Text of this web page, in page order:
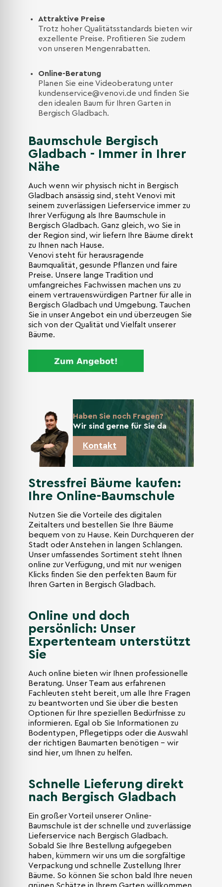
Attraktive Preise
Trotz hoher Qualitätsstandards bieten wir
exzellente Preise. Profitieren Sie zudem
von unseren Mengenrabatten.
Online-Beratung
Planen Sie eine Videoberatung unter
kundenservice@venovi.de und finden Sie
den idealen Baum für Ihren Garten in
Bergisch Gladbach.
Baumschule Bergisch
Gladbach - Immer in Ihrer
Nähe
Auch wenn wir physisch nicht in Bergisch
Gladbach ansässig sind, steht Venovi mit
seinem zuverlässigen Lieferservice immer zu
Ihrer Verfügung als Ihre Baumschule in
Bergisch Gladbach. Ganz gleich, wo Sie in
der Region sind, wir liefern Ihre Bäume direkt
zu Ihnen nach Hause.
Venovi steht für herausragende
Baumqualität, gesunde Pflanzen und faire
Preise. Unsere lange Tradition und
umfangreiches Fachwissen machen uns zu
einem vertrauenswürdigen Partner für alle in
Bergisch Gladbach und Umgebung. Tauchen
Sie in unser Angebot ein und überzeugen Sie
sich von der Qualität und Vielfalt unserer
Bäume.
Haben Sie noch Fragen?
Wir sind gerne für Sie da
Kontakt
Stressfrei Bäume kaufen:
Ihre Online-Baumschule
Nutzen Sie die Vorteile des digitalen
Zeitalters und bestellen Sie Ihre Bäume
bequem von zu Hause. Kein Durchqueren der
Stadt oder Anstehen in langen Schlangen.
Unser umfassendes Sortiment steht Ihnen
online zur Verfügung, und mit nur wenigen
Klicks finden Sie den perfekten Baum für
Ihren Garten in Bergisch Gladbach.
Online und doch
persönlich: Unser
Expertenteam unterstützt
Sie
Auch online bieten wir Ihnen professionelle
Beratung. Unser Team aus erfahrenen
Fachleuten steht bereit, um alle Ihre Fragen
zu beantworten und Sie über die besten
Optionen für Ihre speziellen Bedürfnisse zu
informieren. Egal ob Sie Informationen zu
Bodentypen, Pflegetipps oder die Auswahl
der richtigen Baumarten benötigen – wir
sind hier, um Ihnen zu helfen.
Schnelle Lieferung direkt
nach Bergisch Gladbach
Ein großer Vorteil unserer Online-
Baumschule ist der schnelle und zuverlässige
Lieferservice nach Bergisch Gladbach.
Sobald Sie Ihre Bestellung aufgegeben
haben, kümmern wir uns um die sorgfältige
Verpackung und schnelle Zustellung Ihrer
Bäume. So können Sie schon bald Ihre neuen